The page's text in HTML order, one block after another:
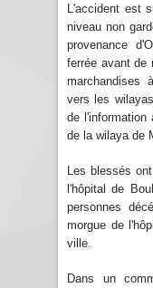
L'accident est
niveau non
provenance
ferrée avant de
marchandises
vers les
de l'information
de la wilaya de
Les blessés
l'hôpital de
personnes
morgue de
ville.
Dans un